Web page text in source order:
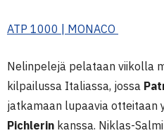
ATP 1000 | MONACO
Nelinpelejä pelataan viikolla
kilpailussa Italiassa, jossa
jatkamaan lupaavia otteitaan
Pichlerin kanssa. Niklas-